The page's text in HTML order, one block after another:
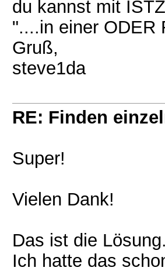
du kannst mit
"....in einer ODER
Gruß,
steve1da
RE: Finden
Super!
Vielen Dank!
Das ist die Lösung.
Ich hatte das